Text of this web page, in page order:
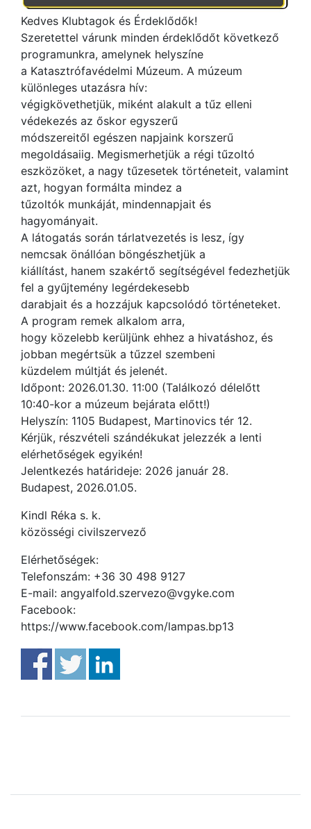
Kedves Klubtagok és Érdeklődők!
Szeretettel várunk minden érdeklődőt következő
programunkra, amelynek helyszíne
a Katasztrófavédelmi Múzeum. A múzeum
különleges utazásra hív:
végigkövethetjük, miként alakult a tűz elleni
védekezés az őskor egyszerű
módszereitől egészen napjaink korszerű
megoldásaiig. Megismerhetjük a régi tűzoltó
eszközöket, a nagy tűzesetek történeteit, valamint
azt, hogyan formálta mindez a
tűzoltók munkáját, mindennapjait és
hagyományait.
A látogatás során tárlatvezetés is lesz, így
nemcsak önállóan böngészhetjük a
kiállítást, hanem szakértő segítségével fedezhetjük
fel a gyűjtemény legérdekesebb
darabjait és a hozzájuk kapcsolódó történeteket.
A program remek alkalom arra,
hogy közelebb kerüljünk ehhez a hivatáshoz, és
jobban megértsük a tűzzel szembeni
küzdelem múltját és jelenét.
Időpont: 2026.01.30. 11:00 (Találkozó délelőtt
10:40-kor a múzeum bejárata előtt!)
Helyszín: 1105 Budapest, Martinovics tér 12.
Kérjük, részvételi szándékukat jelezzék a lenti
elérhetőségek egyikén!
Jelentkezés határideje: 2026 január 28.
Budapest, 2026.01.05.
Kindl Réka s. k.
közösségi civilszervező
Elérhetőségek:
Telefonszám: +36 30 498 9127
E-mail: angyalfold.szervezo@vgyke.com
Facebook:
https://www.facebook.com/lampas.bp13